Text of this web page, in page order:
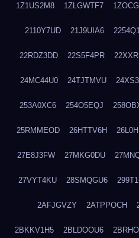
1Z1US2M8 1ZLGWTF7
2110Y7UD 21J9UIA6
22RDZ3DD 22S5F4PR
24MC44U0 24TJTMVU
253A0XC6 254O5EQJ
25RMMEOD 26HTTV6H
27E8J3FW 27MKG0DU
27VYT4KU 28SMQGU6
2AFJGVZY 2ATPPOCH
2BKKV1H5 2BLDOOU6